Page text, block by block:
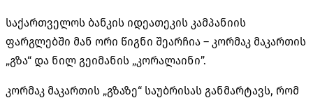
საქართველოს ბანკის იდეათეკის კამპანიის
ფარგლებში მან ორი წიგნი შეარჩია – კორმაკ მაკართის
„გზა“ და ნილ გეიმანის „კორალაინი”.
კორმაკ მაკართის „გზაზე“ საუბრისას განმარტავს, რომ